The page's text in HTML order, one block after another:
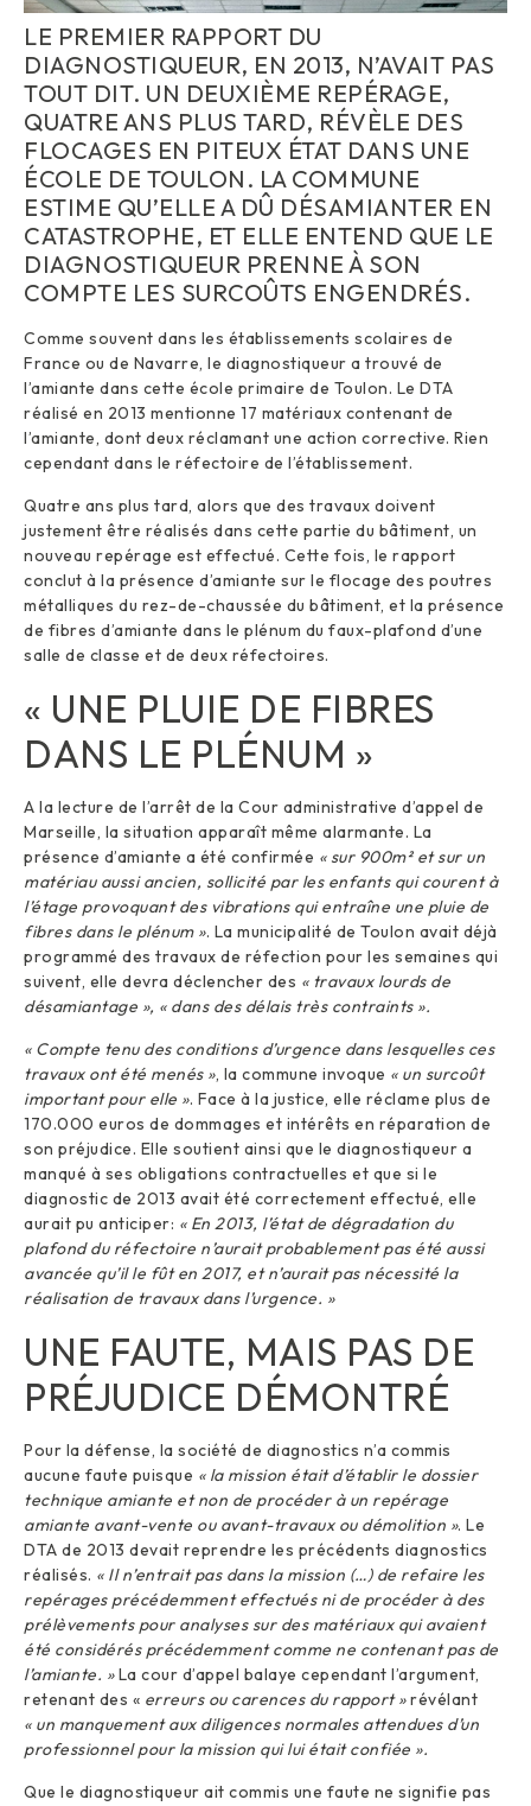
LE PREMIER RAPPORT DU
DIAGNOSTIQUEUR, EN 2013, N’AVAIT PAS
TOUT DIT. UN DEUXIÈME REPÉRAGE,
QUATRE ANS PLUS TARD, RÉVÈLE DES
FLOCAGES EN PITEUX ÉTAT DANS UNE
ÉCOLE DE TOULON. LA COMMUNE
ESTIME QU’ELLE A DÛ DÉSAMIANTER EN
CATASTROPHE, ET ELLE ENTEND QUE LE
DIAGNOSTIQUEUR PRENNE À SON
COMPTE LES SURCOÛTS ENGENDRÉS.
Comme souvent dans les établissements scolaires de
France ou de Navarre, le diagnostiqueur a trouvé de
l’amiante dans cette école primaire de Toulon. Le DTA
réalisé en 2013 mentionne 17 matériaux contenant de
l’amiante, dont deux réclamant une action corrective. Rien
cependant dans le réfectoire de l’établissement.
Quatre ans plus tard, alors que des travaux doivent
justement être réalisés dans cette partie du bâtiment, un
nouveau repérage est effectué. Cette fois, le rapport
conclut à la présence d’amiante sur le flocage des poutres
métalliques du rez-de-chaussée du bâtiment, et la présence
de fibres d’amiante dans le plénum du faux-plafond d’une
salle de classe et de deux réfectoires.
« UNE PLUIE DE FIBRES
DANS LE PLÉNUM »
A la lecture de l’arrêt de la Cour administrative d’appel de
Marseille, la situation apparaît même alarmante. La
présence d’amiante a été confirmée « sur 900m² et sur un
matériau aussi ancien, sollicité par les enfants qui courent à
l’étage provoquant des vibrations qui entraîne une pluie de
fibres dans le plénum ». La municipalité de Toulon avait déjà
programmé des travaux de réfection pour les semaines qui
suivent, elle devra déclencher des « travaux lourds de
désamiantage », « dans des délais très contraints ».
« Compte tenu des conditions d’urgence dans lesquelles ces
travaux ont été menés », la commune invoque « un surcoût
important pour elle ». Face à la justice, elle réclame plus de
170.000 euros de dommages et intérêts en réparation de
son préjudice. Elle soutient ainsi que le diagnostiqueur a
manqué à ses obligations contractuelles et que si le
diagnostic de 2013 avait été correctement effectué, elle
aurait pu anticiper: « En 2013, l’état de dégradation du
plafond du réfectoire n’aurait probablement pas été aussi
avancée qu’il le fût en 2017, et n’aurait pas nécessité la
réalisation de travaux dans l’urgence. »
UNE FAUTE, MAIS PAS DE
PRÉJUDICE DÉMONTRÉ
Pour la défense, la société de diagnostics n’a commis
aucune faute puisque « la mission était d’établir le dossier
technique amiante et non de procéder à un repérage
amiante avant-vente ou avant-travaux ou démolition ». Le
DTA de 2013 devait reprendre les précédents diagnostics
réalisés. « Il n’entrait pas dans la mission (…) de refaire les
repérages précédemment effectués ni de procéder à des
prélèvements pour analyses sur des matériaux qui avaient
été considérés précédemment comme ne contenant pas de
l’amiante. »La cour d’appel balaye cependant l’argument,
retenant des « erreurs ou carences du rapport »révélant
« un manquement aux diligences normales attendues d’un
professionnel pour la mission qui lui était confiée ».
Que le diagnostiqueur ait commis une faute ne signifie pas